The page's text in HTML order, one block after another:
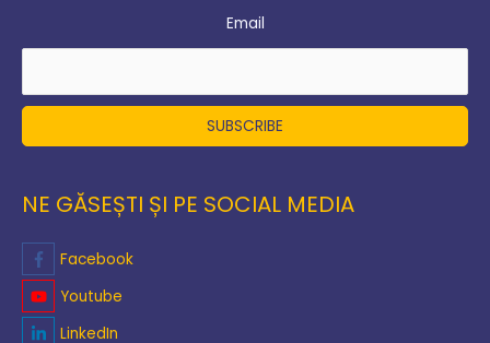
Email
NE GĂSEȘTI ȘI PE SOCIAL MEDIA
Facebook
Youtube
LinkedIn